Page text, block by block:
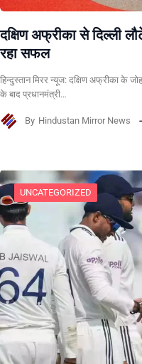
दक्षिण अफ्रीका से दिल्ली
रहा सफल
हिन्दुस्तान मिरर न्यूज: दक्षिण अफ्रीका के
के बाद प्रधानमंत्री…
By Hindustan Mirror News
UNCATEGORIZED